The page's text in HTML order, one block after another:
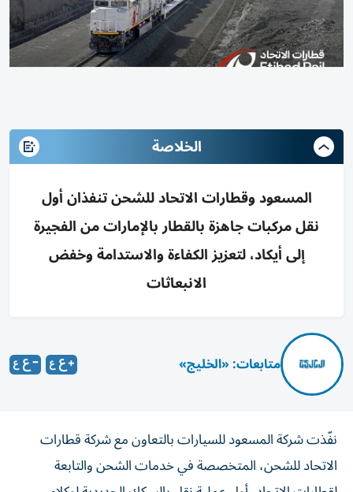
الخلاصة
المسعود وقطارات الاتحاد للشحن تنفذان أول
نقل مركبات جاهزة بالقطار بالإمارات من الفجيرة
إلى أيكاد، لتعزيز الكفاءة والاستدامة وخفض
الانبعاثات
متابعات: «الخليج»
نفّذت شركة المسعود للسيارات بالتعاون مع شركة قطارات
الاتحاد للشحن، المتخصصة في خدمات الشحن والتابعة